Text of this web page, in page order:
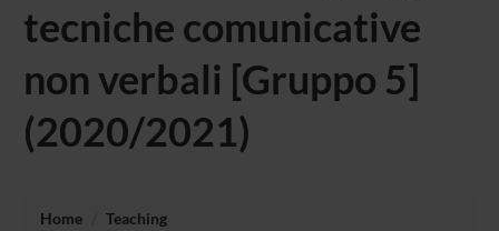
tecniche comunicative
non verbali [Gruppo 5]
(2020/2021)
Home
Teaching